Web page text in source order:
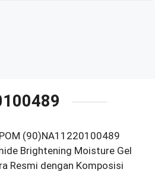
(90)NA11220100489
Brightening Moisture Gel
Resmi dengan Komposisi